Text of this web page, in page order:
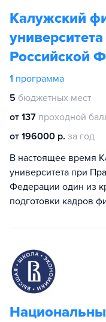
Калужский
Российской
1 программа
5 бюджетных мест
от 137 проходной
от 196000 р. за год
В настоящее время
университета при
Федерации один из
подготовки кадров